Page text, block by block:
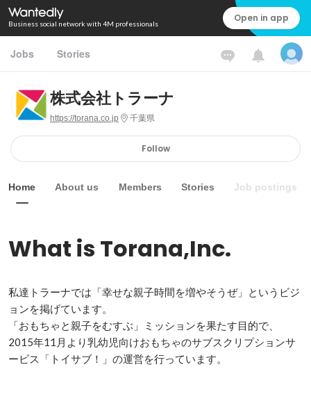
Business social network with 4M professionals Open in app
Jobs Stories
株式会社トラーナ
https://torana.co.jp 千葉県
Follow
Home About us Members Stories Job postings
What is Torana,Inc.
私達トラーナでは「幸せな親子時間を増やそうぜ」というビジ
ョンを掲げています。
「おもちゃと親子をむすぶ」ミッションを果たす目的で、
2015年11月より乳幼児向けおもちゃのサブスクリプションサ
ービス「トイサブ！」の運営を行っています。